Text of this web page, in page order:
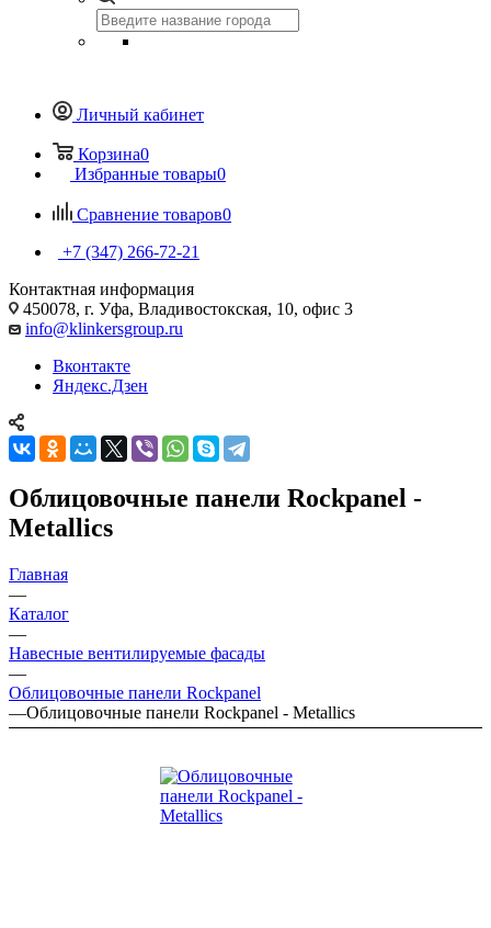
Личный кабинет
Корзина0
Избранные товары0
Сравнение товаров0
+7 (347) 266-72-21
Контактная информация
450078, г. Уфа, Владивостокская, 10, офис 3
info@klinkersgroup.ru
Вконтакте
Яндекс.Дзен
Облицовочные панели Rockpanel -
Metallics
Главная
—
Каталог
—
Навесные вентилируемые фасады
—
Облицовочные панели Rockpanel
—Облицовочные панели Rockpanel - Metallics